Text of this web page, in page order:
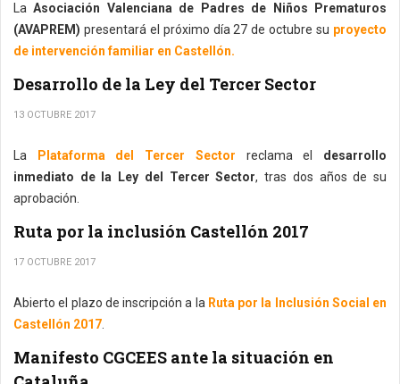
LaAsociación Valenciana de Padres de Niños Prematuros
(AVAPREM) presentará el próximo día 27 de octubre su proyecto
de intervención familiar en Castellón.
Desarrollo de la Ley del Tercer Sector
13 OCTUBRE 2017
La Plataforma del Tercer Sector reclama el
desarrollo
inmediato de la Ley del Tercer Sector, tras dos años de su
aprobación.
Ruta por la inclusión Castellón 2017
17 OCTUBRE 2017
Abierto el plazo de inscripción a la Ruta por la Inclusión Social en
Castellón 2017
Manifesto CGCEES ante la situación en